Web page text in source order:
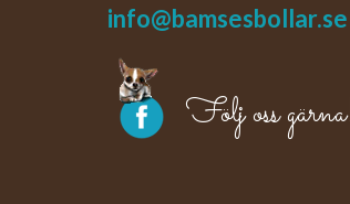
info@bamsesbollar.se
Följ oss